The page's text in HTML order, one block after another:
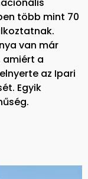
több mint 70
van már
amiért a
az Ipari
Egyik